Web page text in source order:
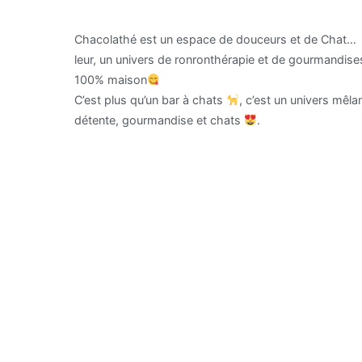
Chacolathé est un espace de douceurs et de Chat…
leur, un univers de ronronthérapie et de
100% maison
C’est plus qu’un bar à chats
, c’est un univers
détente, gourmandise et chats
.